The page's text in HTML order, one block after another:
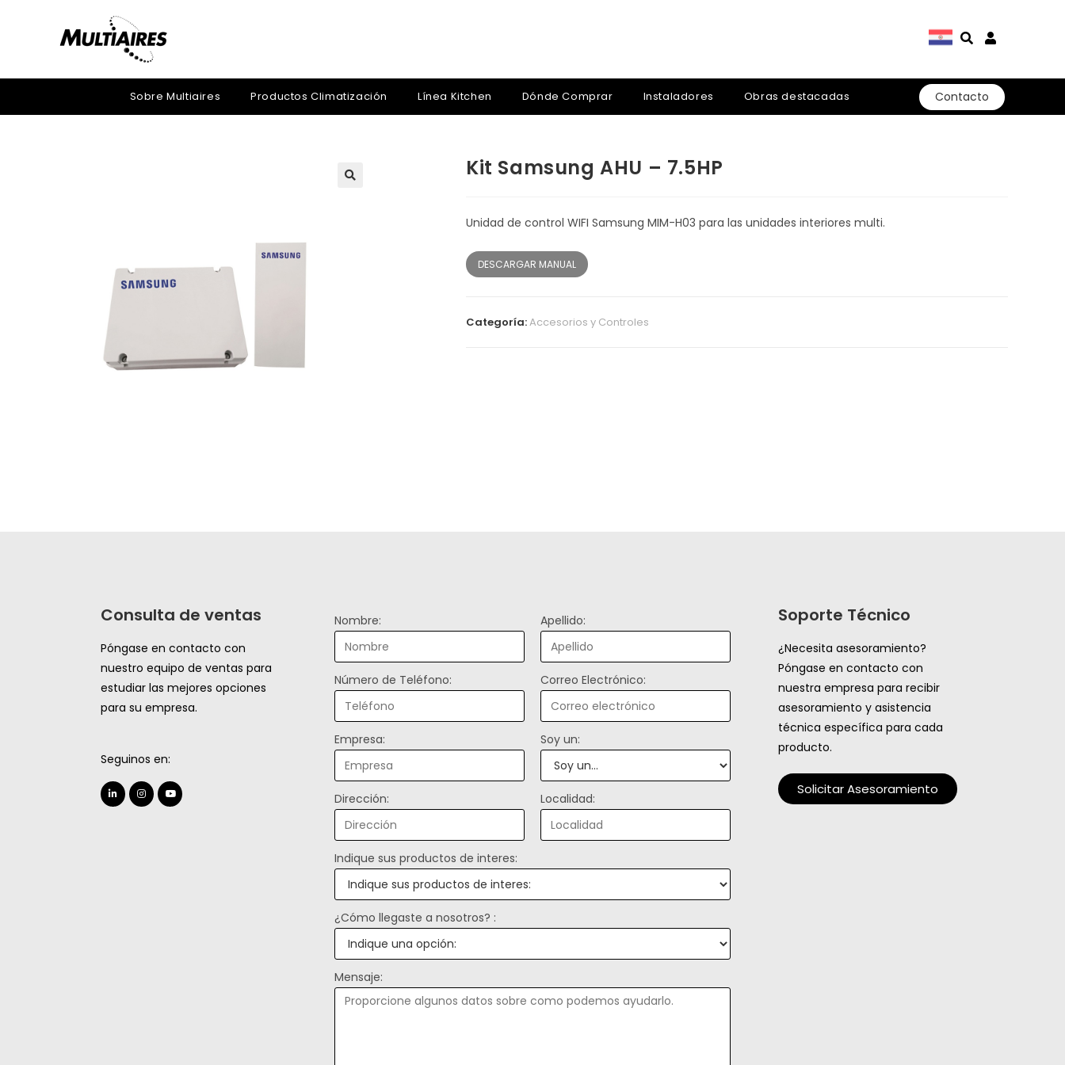
Sobre Multiaires Productos Climatización Línea Kitchen Dónde Comprar Instaladores Obras destacadas Contacto
Kit Samsung AHU – 7.5HP
Unidad de control WIFI Samsung MIM-H03 para las unidades interiores multi.
DESCARGAR MANUAL
Categoría:Accesorios y Controles
Consulta de ventas
Póngase en contacto con
nuestro equipo de ventas para
estudiar las mejores opciones
para su empresa.
Seguinos en:
Nombre: Apellido:
Número de Teléfono: Correo Electrónico:
Empresa: Soy un:
Dirección: Localidad:
Indique sus productos de interes:
¿Cómo llegaste a nosotros? :
Mensaje:
Soporte Técnico
¿Necesita asesoramiento?
Póngase en contacto con
nuestra empresa para recibir
asesoramiento y asistencia
técnica específica para cada
producto.
Solicitar Asesoramiento